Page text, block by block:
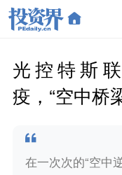
光控特斯
疫，“空中桥
在一次次的“空中